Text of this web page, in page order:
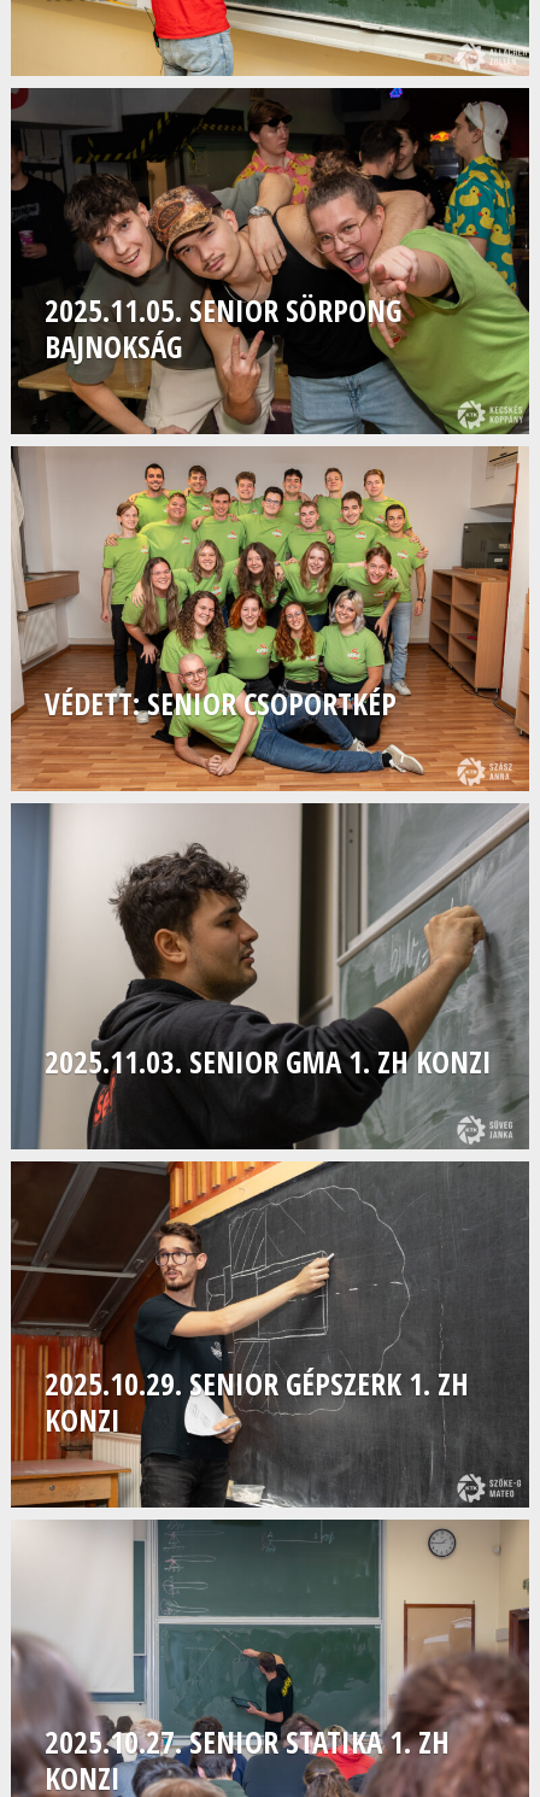
2025.11.05. SENIOR SÖRPONG
BAJNOKSÁG
VÉDETT: SENIOR CSOPORTKÉP
2025.11.03. SENIOR GMA 1. ZH KONZI
2025.10.29. SENIOR GÉPSZERK 1. ZH
KONZI
2025.10.27. SENIOR STATIKA 1. ZH
KONZI